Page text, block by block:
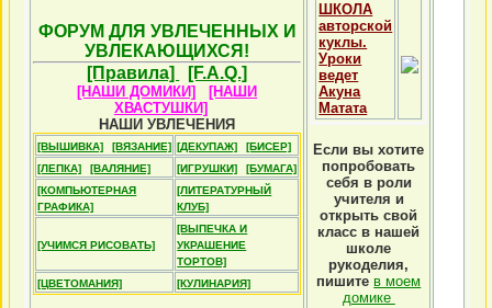
ФОРУМ ДЛЯ УВЛЕЧЕННЫХ И
УВЛЕКАЮЩИХСЯ!
[Правила]
[F.A.Q.]
[НАШИ ДОМИКИ]
[НАШИ
ХВАСТУШКИ]
НАШИ УВЛЕЧЕНИЯ
[ВЫШИВКА] [ВЯЗАНИЕ] [ДЕКУПАЖ]
[БИСЕР]
[ЛЕПКА]
[ВАЛЯНИЕ] [ИГРУШКИ]
[БУМАГА]
[КОМПЬЮТЕРНАЯ
ГРАФИКА]
[ЛИТЕРАТУРНЫЙ
КЛУБ]
[УЧИМСЯ РИСОВАТЬ]
[ВЫПЕЧКА И
УКРАШЕНИЕ
ТОРТОВ]
[ЦВЕТОМАНИЯ]
[КУЛИНАРИЯ]
ШКОЛА
авторской
куклы.
Уроки
ведет
Акуна
Матата
Если вы хотите
попробовать
себя в роли
учителя и
открыть свой
класс в нашей
школе
рукоделия,
пишите в моем
домике